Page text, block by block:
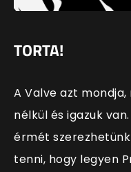
TORTA!
A Valve azt
nélkül és igazuk
érmét
tenni, hogy legyen